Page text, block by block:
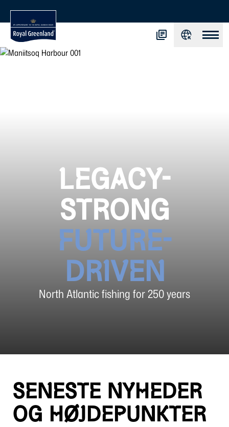
LEGACY-
STRONG
FUTURE-
DRIVEN
North Atlantic fishing for 250 years
SENESTE NYHEDER
OG HØJDEPUNKTER